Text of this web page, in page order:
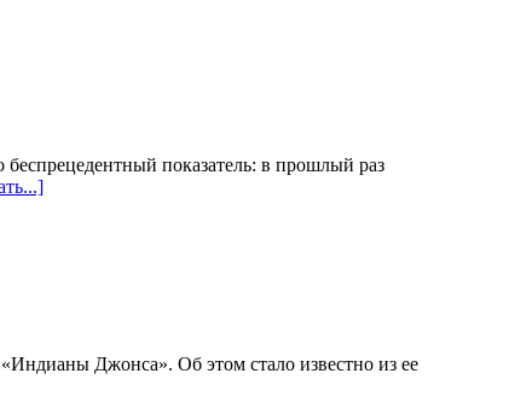
показатель: в прошлый раз
Джонса». Об этом стало известно из ее